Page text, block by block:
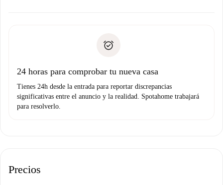
Prueba de solvencia
no nos comunicas ningún problema.
24 horas para comprobar tu nueva casa
Tienes 24h desde la entrada para reportar discrepancias
significativas entre el anuncio y la realidad. Spotahome trabajará
para resolverlo.
Precios